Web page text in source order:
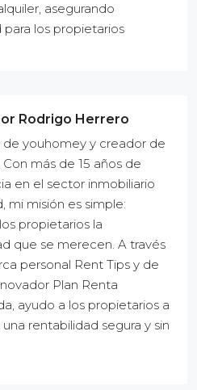
asegurando
los propietarios
Rodrigo Herrero
de youhomey y creador de
Con más de 15 años de
en el sector inmobiliario
mi misión es simple:
propietarios la
que se merecen. A través
personal Rent Tips y de
Plan Renta
ayudo a los propietarios a
rentabilidad segura y sin